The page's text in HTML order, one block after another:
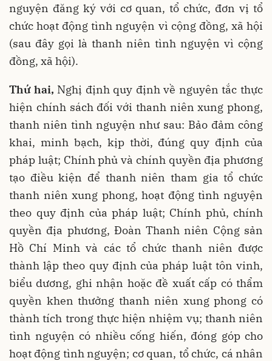
nguyện đăng ký với cơ quan, tổ chức, đơn vị tổ
chức hoạt động tình nguyện vì cộng đồng, xã hội
(sau đây gọi là thanh niên tình nguyện vì cộng
đồng, xã hội).
Thứ hai, Nghị định quy định về nguyên tắc thực
hiện chính sách đối với thanh niên xung phong,
thanh niên tình nguyện như sau: Bảo đảm công
khai, minh bạch, kịp thời, đúng quy định của
pháp luật; Chính phủ và chính quyền địa phương
tạo điều kiện để thanh niên tham gia tổ chức
thanh niên xung phong, hoạt động tình nguyện
theo quy định của pháp luật; Chính phủ, chính
quyền địa phương, Đoàn Thanh niên Cộng sản
Hồ Chí Minh và các tổ chức thanh niên được
thành lập theo quy định của pháp luật tôn vinh,
biểu dương, ghi nhận hoặc đề xuất cấp có thẩm
quyền khen thưởng thanh niên xung phong có
thành tích trong thực hiện nhiệm vụ; thanh niên
tình nguyện có nhiều cống hiến, đóng góp cho
hoạt động tình nguyện; cơ quan, tổ chức, cá nhân